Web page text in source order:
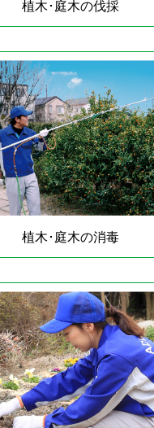
植木･庭木の伐採
植木･庭木の消毒